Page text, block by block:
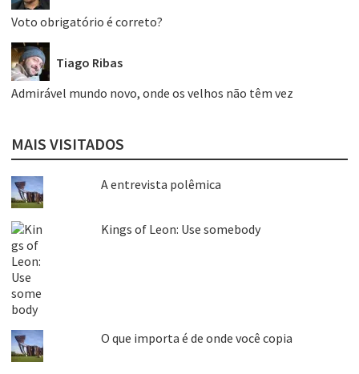
Voto obrigatório é correto?
Tiago Ribas
Admirável mundo novo, onde os velhos não têm vez
MAIS VISITADOS
A entrevista polêmica
Kings of Leon: Use somebody
O que importa é de onde você copia